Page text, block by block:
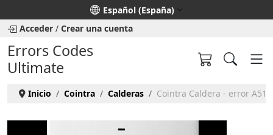
Seleccione su idioma
Español (España)
Acceder / Crear una cuenta
Errors Codes
Ultimate
Inicio Cointra Calderas Cointra Caldera - error A51